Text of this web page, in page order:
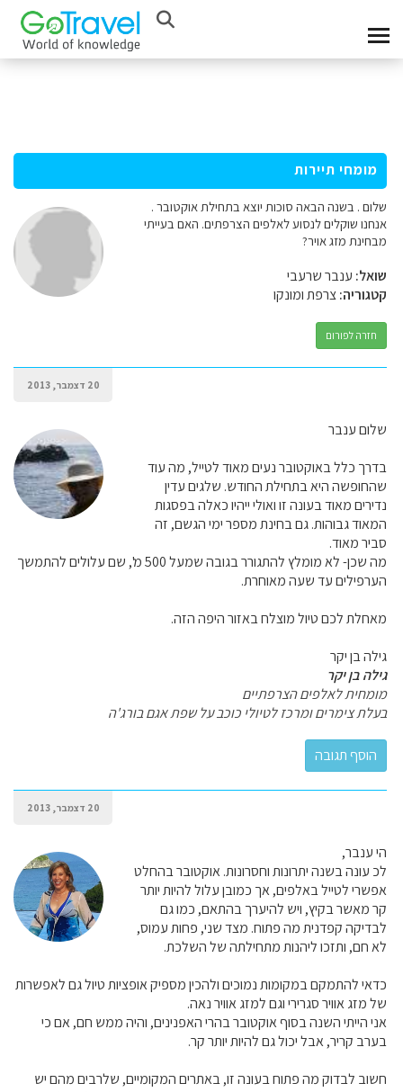
מומחי תיירות
שלום . בשנה הבאה סוכות יוצא בתחילת אוקטובר .
אנחנו שוקלים לנסוע לאלפים הצרפתים. האם בעייתי
מבחינת מזג אויר?
שואל: ענבר שרעבי
קטגוריה:צרפת ומונקו
חזרה לפורום
20 דצמבר, 2013
שלום ענבר
בדרך כלל באוקטובר נעים מאוד לטייל, מה עוד
שהחופשה היא בתחילת החודש. שלגים עדין
נדירים מאוד בעונה זו ואולי ייהיו כאלה בפסגות
המאוד גבוהות. גם בחינת מספר ימי הגשם, זה
סביר מאוד.
מה שכן- לא מומלץ להתגורר בגובה שמעל 500 מ', שם עלולים להתמשך
הערפילים עד שעה מאוחרת.
מאחלת לכם טיול מוצלח באזור היפה הזה.
גילה בן יקר
גילה בן יקר
מומחית לאלפים הצרפתיים
בעלת צימרים ומרכז לטיולי כוכב על שפת אגם בורג'ה
20 דצמבר, 2013
הי ענבר,
לכ עונה בשנה יתרונות וחסרונות. אוקטובר בהחלט
אפשרי לטייל באלפים, אך כמובן עלול להיות יותר
קר מאשר בקיץ, ויש להיערך בהתאם, כמו גם
לבדיקה קפדנית מה פתוח. מצד שני, פחות עמוס,
לא חם, ותזכו ליהנות מתחילתה של השלכת.
כדאי להתמקם במקומות נמוכים ולהכין מספיק אופציות טיול גם לאפשרות
של מזג אוויר סגרירי וגם למזג אוויר נאה.
אני הייתי השנה בסוף אוקטובר בהרי האפנינים, והיה ממש חם, אם כי
בערב קריר, אבל יכול גם להיות יותר קר.
חשוב לבדוק מה פתוח בעונה זו, באתרים המקומיים, שלרבים מהם יש